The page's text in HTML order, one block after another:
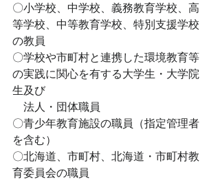
〇小学校、中学校、義務教育学校、高
等学校、中等教育学校、特別支援学校
の教員
〇学校や市町村と連携した環境教育等
の実践に関心を有する大学生・大学院
生及び
法人・団体職員
〇青少年教育施設の職員（指定管理者
を含む）
〇北海道、市町村、北海道・市町村教
育委員会の職員